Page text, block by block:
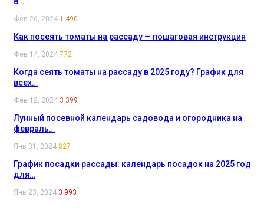
Фев 26, 2024 1 490
Как посеять томаты на рассаду — пошаговая инструкция
Фев 14, 2024 772
Когда сеять томаты на рассаду в 2025 году? График для
всех…
Фев 12, 2024 3 399
Лунный посевной календарь садовода и огородника на
февраль…
Янв 31, 2024 827
График посадки рассады: календарь посадок на 2025 год
для…
Янв 23, 2024 3 993